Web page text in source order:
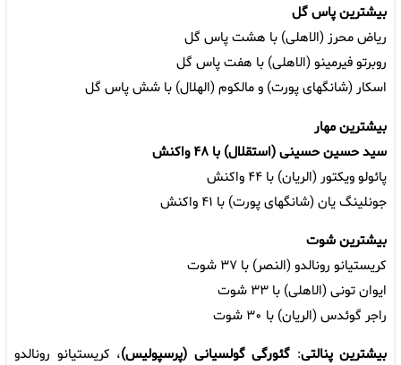
بیشترین پاس گل
ریاض محرز (الاهلی) با هشت پاس گل
روبرتو فیرمینو (الاهلی) با هفت پاس گل
اسکار (شانگهای پورت) و مالکوم (الهلال) با شش پاس گل
بیشترین مهار
سید حسین حسینی (استقلال) با ۴۸ واکنش
پائولو ویکتور (الریان) با ۴۴ واکنش
جونلینگ یان (شانگهای پورت) با ۴۱ واکنش
بیشترین شوت
کریستیانو رونالدو (النصر) با ۳۷ شوت
ایوان تونی (الاهلی) با ۳۳ شوت
راجر گوئدس (الریان) با ۳۰ شوت
بیشترین پنالتی: گئورگی گولسیانی (پرسپولیس)، کریستیانو رونالدو